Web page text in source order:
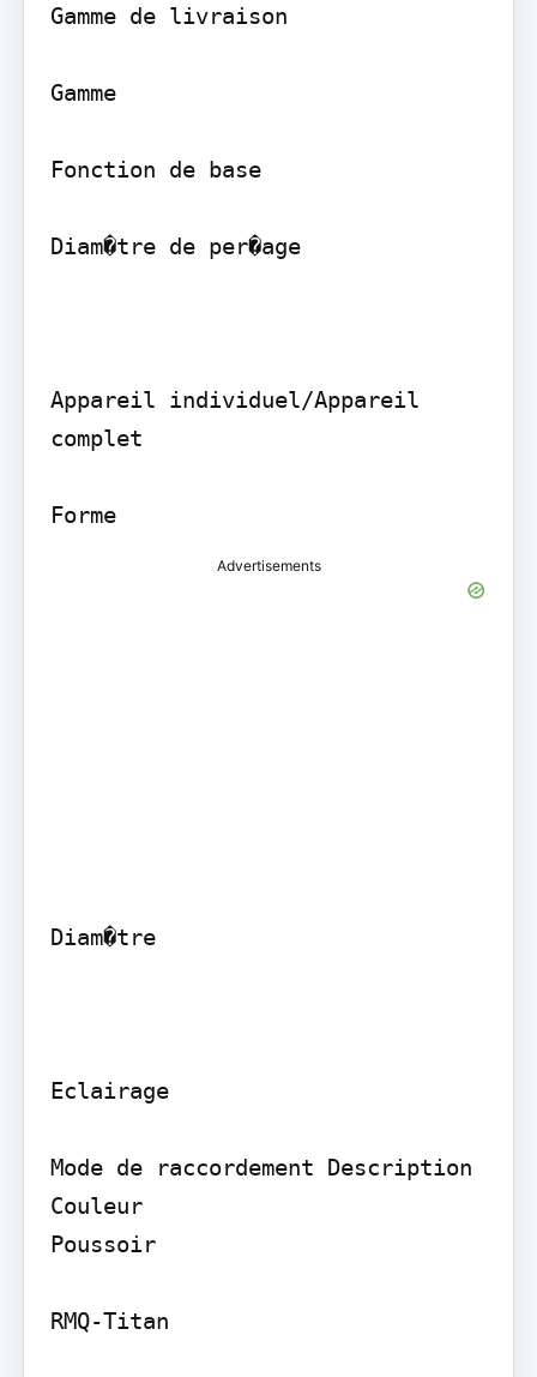
Gamme de livraison
Gamme
Fonction de base
Diam�tre de per�age
Appareil individuel/Appareil
complet
Forme
Advertisements
Diam�tre
Eclairage
Mode de raccordement Description
Couleur
Poussoir
RMQ-Titan